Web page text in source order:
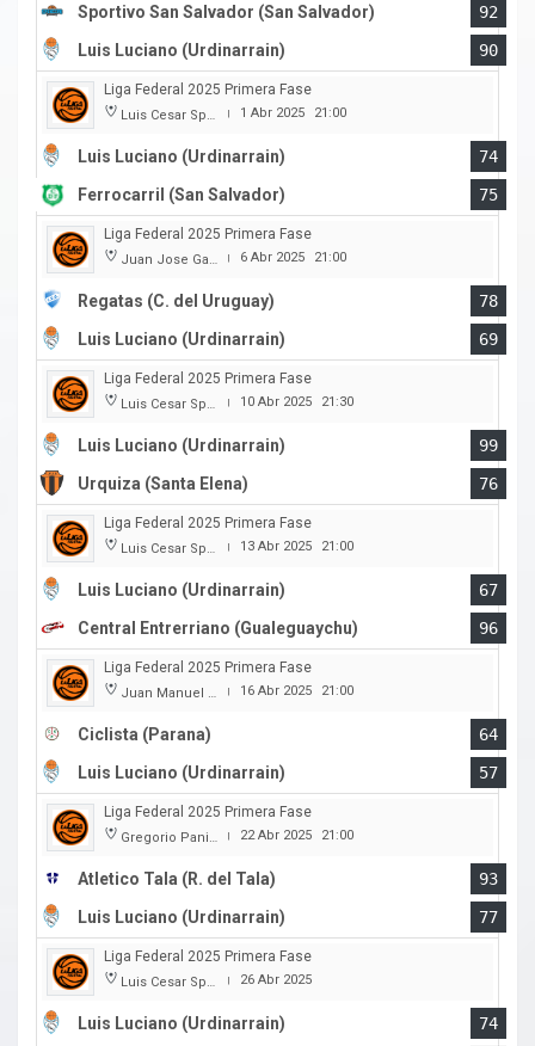
Sportivo San Salvador (San Salvador)
92
Luis Luciano (Urdinarrain)
90
Liga Federal 2025 Primera Fase
Luis Cesar Spiazzi | 1 Abr 2025 21:00
Luis Luciano (Urdinarrain)
74
Ferrocarril (San Salvador)
75
Liga Federal 2025 Primera Fase
Juan Jose Garro | 6 Abr 2025 21:00
Regatas (C. del Uruguay)
78
Luis Luciano (Urdinarrain)
69
Liga Federal 2025 Primera Fase
Luis Cesar Spiazzi | 10 Abr 2025 21:30
Luis Luciano (Urdinarrain)
99
Urquiza (Santa Elena)
76
Liga Federal 2025 Primera Fase
Luis Cesar Spiazzi | 13 Abr 2025 21:00
Luis Luciano (Urdinarrain)
67
Central Entrerriano (Gualeguaychu)
96
Liga Federal 2025 Primera Fase
Juan Manuel A. Baglietto | 16 Abr 2025 21:00
Ciclista (Parana)
64
Luis Luciano (Urdinarrain)
57
Liga Federal 2025 Primera Fase
Gregorio Panizza | 22 Abr 2025 21:00
Atletico Tala (R. del Tala)
93
Luis Luciano (Urdinarrain)
77
Liga Federal 2025 Primera Fase
Luis Cesar Spiazzi | 26 Abr 2025
Luis Luciano (Urdinarrain)
74